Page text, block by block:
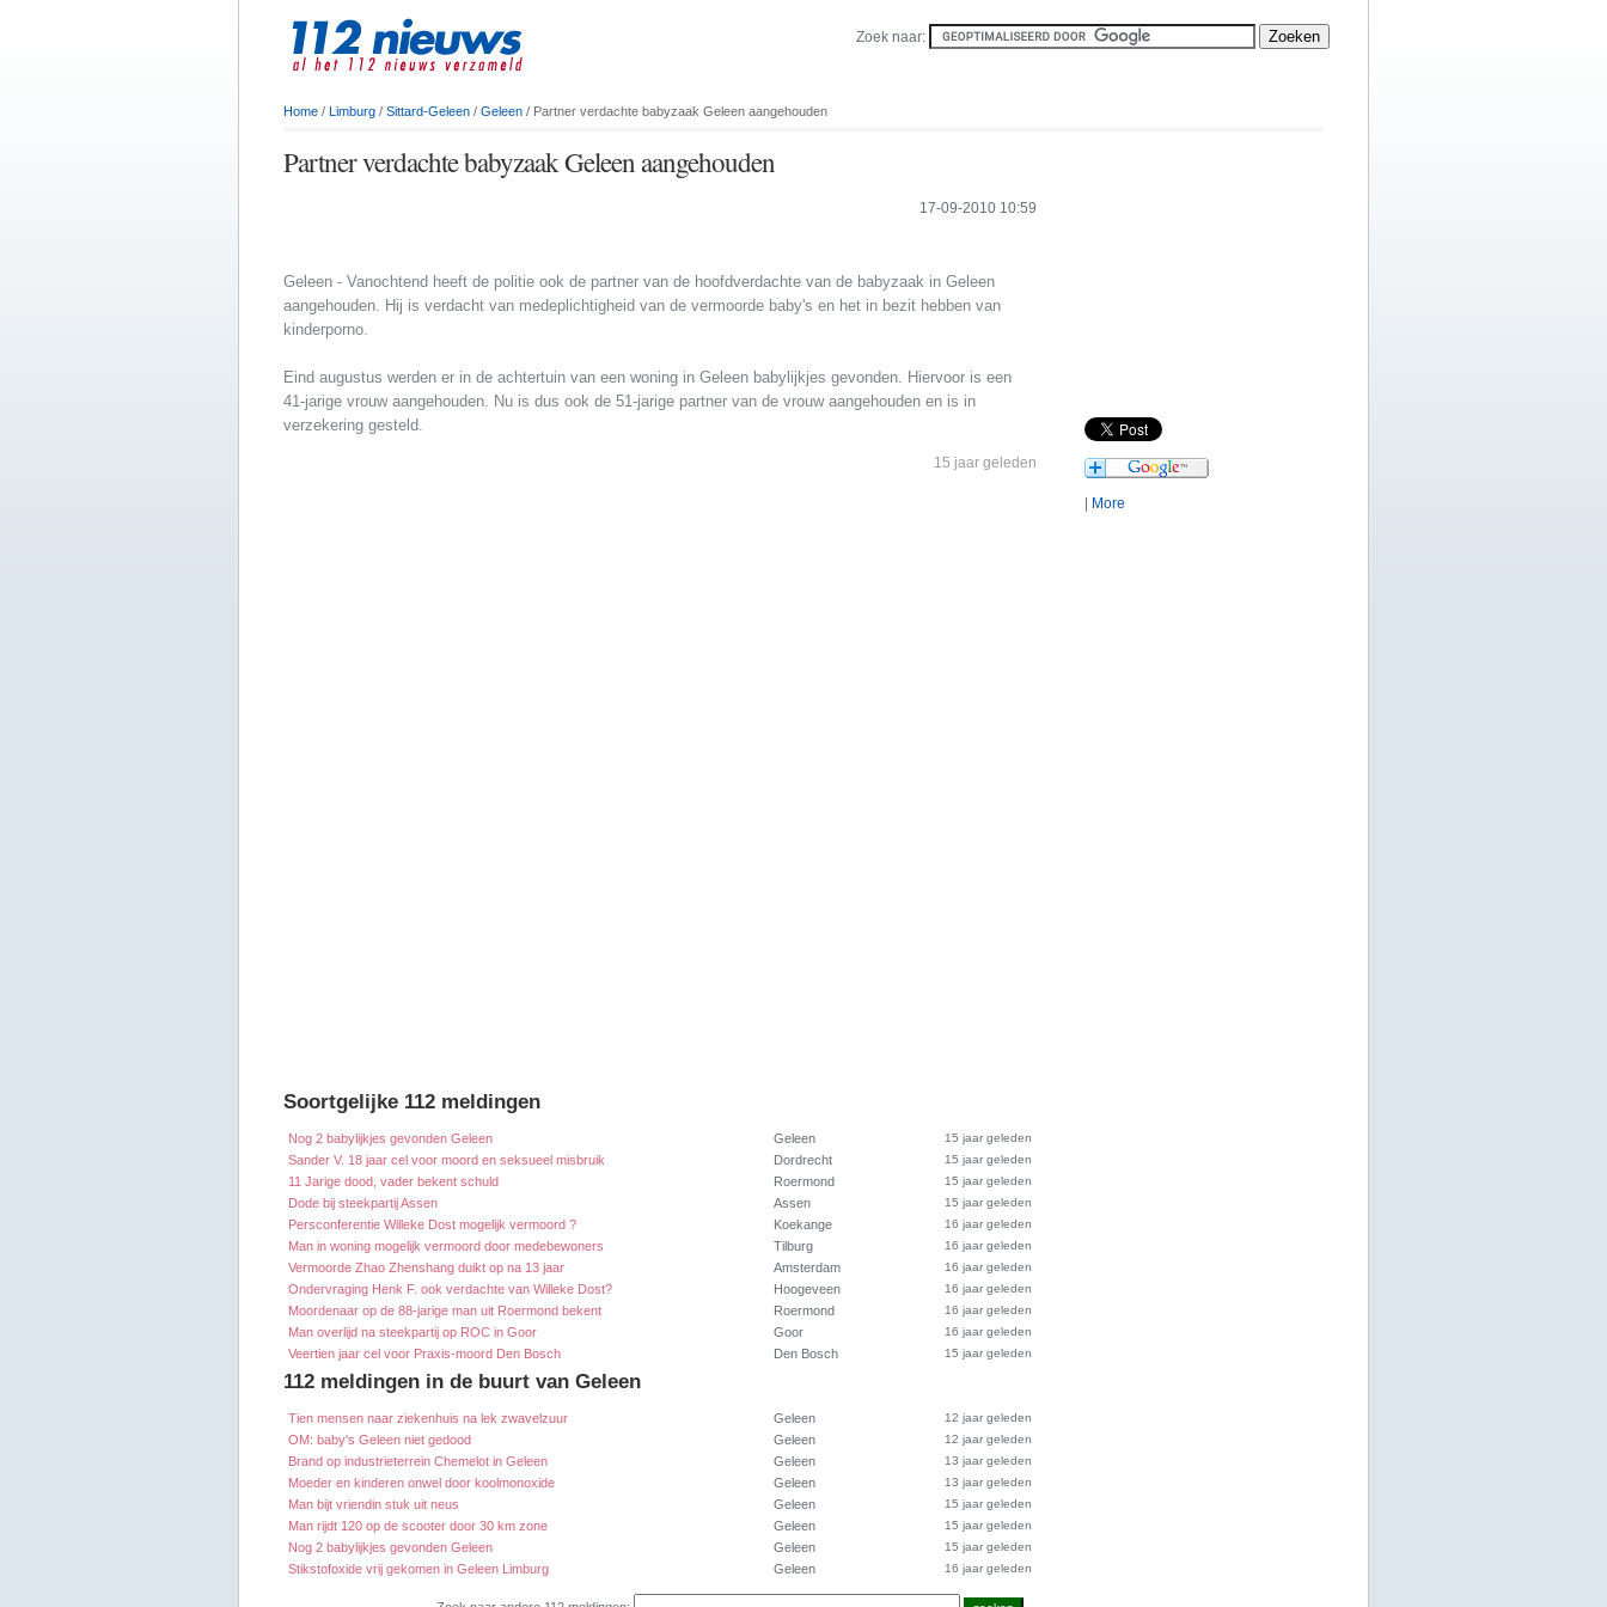
Zoek naar:
Home / Limburg / Sittard-Geleen / Geleen / Partner verdachte babyzaak Geleen aangehouden
Partner verdachte babyzaak Geleen aangehouden
17-09-2010 10:59
Geleen - Vanochtend heeft de politie ook de partner van de hoofdverdachte van de babyzaak in Geleen
aangehouden. Hij is verdacht van medeplichtigheid van de vermoorde baby's en het in bezit hebben van
kinderporno.
Eind augustus werden er in de achtertuin van een woning in Geleen babylijkjes gevonden. Hiervoor is een
41-jarige vrouw aangehouden. Nu is dus ook de 51-jarige partner van de vrouw aangehouden en is in
verzekering gesteld.
15 jaar geleden
Soortgelijke 112 meldingen
Nog 2 babylijkjes gevonden Geleen Geleen 15 jaar geleden
Sander V. 18 jaar cel voor moord en seksueel misbruik Dordrecht 15 jaar geleden
11 Jarige dood, vader bekent schuld Roermond 15 jaar geleden
Dode bij steekpartij Assen Assen 15 jaar geleden
Persconferentie Willeke Dost mogelijk vermoord ? Koekange 16 jaar geleden
Man in woning mogelijk vermoord door medebewoners Tilburg 16 jaar geleden
Vermoorde Zhao Zhenshang duikt op na 13 jaar Amsterdam 16 jaar geleden
Ondervraging Henk F. ook verdachte van Willeke Dost? Hoogeveen 16 jaar geleden
Moordenaar op de 88-jarige man uit Roermond bekent Roermond 16 jaar geleden
Man overlijd na steekpartij op ROC in Goor Goor 16 jaar geleden
Veertien jaar cel voor Praxis-moord Den Bosch Den Bosch 15 jaar geleden
112 meldingen in de buurt van Geleen
Tien mensen naar ziekenhuis na lek zwavelzuur Geleen 12 jaar geleden
OM: baby's Geleen niet gedood Geleen 12 jaar geleden
Brand op industrieterrein Chemelot in Geleen Geleen 13 jaar geleden
Moeder en kinderen onwel door koolmonoxide Geleen 13 jaar geleden
Man bijt vriendin stuk uit neus Geleen 15 jaar geleden
Man rijdt 120 op de scooter door 30 km zone Geleen 15 jaar geleden
Nog 2 babylijkjes gevonden Geleen Geleen 15 jaar geleden
Stikstofoxide vrij gekomen in Geleen Limburg Geleen 16 jaar geleden
More